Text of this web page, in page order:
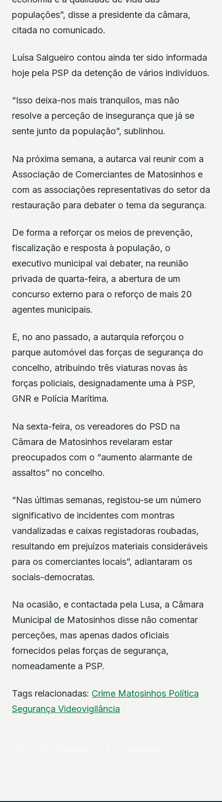
populações”, disse a presidente da câmara,
citada no comunicado.
Luísa Salgueiro contou ainda ter sido informada
hoje pela PSP da detenção de vários indivíduos.
“Isso deixa-nos mais tranquilos, mas não
resolve a perceção de insegurança que já se
sente junto da população”, sublinhou.
Na próxima semana, a autarca vai reunir com a
Associação de Comerciantes de Matosinhos e
com as associações representativas do setor da
restauração para debater o tema da segurança.
De forma a reforçar os meios de prevenção,
fiscalização e resposta à população, o
executivo municipal vai debater, na reunião
privada de quarta-feira, a abertura de um
concurso externo para o reforço de mais 20
agentes municipais.
E, no ano passado, a autarquia reforçou o
parque automóvel das forças de segurança do
concelho, atribuindo três viaturas novas às
forças policiais, designadamente uma à PSP,
GNR e Polícia Marítima.
Na sexta-feira, os vereadores do PSD na
Câmara de Matosinhos revelaram estar
preocupados com o “aumento alarmante de
assaltos” no concelho.
“Nas últimas semanas, registou-se um número
significativo de incidentes com montras
vandalizadas e caixas registadoras roubadas,
resultando em prejuízos materiais consideráveis
para os comerciantes locais”, adiantaram os
sociais-democratas.
Na ocasião, e contactada pela Lusa, a Câmara
Municipal de Matosinhos disse não comentar
perceções, mas apenas dados oficiais
fornecidos pelas forças de segurança,
nomeadamente a PSP.
Tags relacionadas: Crime Matosinhos Política
Segurança Videovigilância